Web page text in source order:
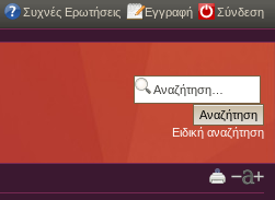
Συχνές Ερωτήσεις Εγγραφή Σύνδεση
Ειδική αναζήτηση